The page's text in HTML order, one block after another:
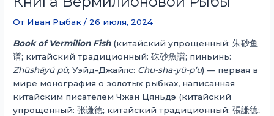
От Иван Рыбак/ 26 июля, 2024
Book of Vermilion Fish(китайский упрощенный:朱砂鱼
谱; китайский традиционный:硃砂魚譜; пиньинь:
Zhūshāyú pǔ; Уэйд-Джайлс: Chu-sha-yü-p’u) — первая в
мире монография о золотых рыбках, написанная
китайским писателем Чжан Цяньдэ (китайский
упрощенный:张谦德; китайский традиционный:張謙德;